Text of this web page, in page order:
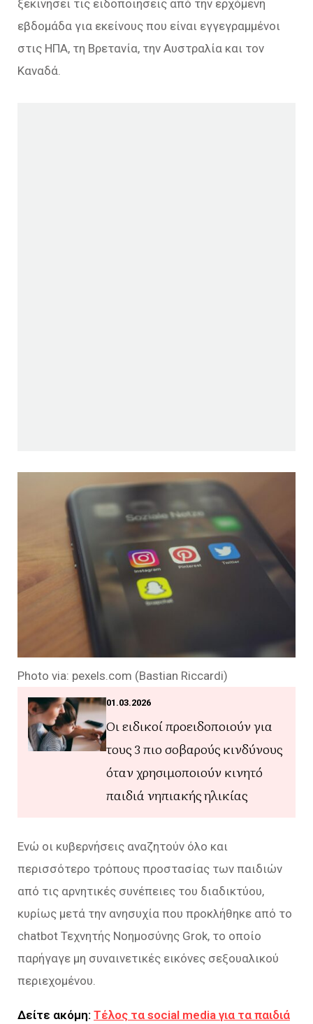
ξεκινήσει τις ειδοποιήσεις από την ερχόμενη
εβδομάδα για εκείνους που είναι εγγεγραμμένοι
στις ΗΠΑ, τη Βρετανία, την Αυστραλία και τον
Καναδά.
Photo via: pexels.com (Bastian Riccardi)
01.03.2026
Οι ειδικοί προειδοποιούν για
τους 3 πιο σοβαρούς κινδύνους
όταν χρησιμοποιούν κινητό
παιδιά νηπιακής ηλικίας
Ενώ οι κυβερνήσεις αναζητούν όλο και
περισσότερο τρόπους προστασίας των παιδιών
από τις αρνητικές συνέπειες του διαδικτύου,
κυρίως μετά την ανησυχία που προκλήθηκε από το
chatbot Τεχνητής Νοημοσύνης Grok, το οποίο
παρήγαγε μη συναινετικές εικόνες σεξουαλικού
περιεχομένου.
Δείτε ακόμη: Τέλος τα social media για τα παιδιά